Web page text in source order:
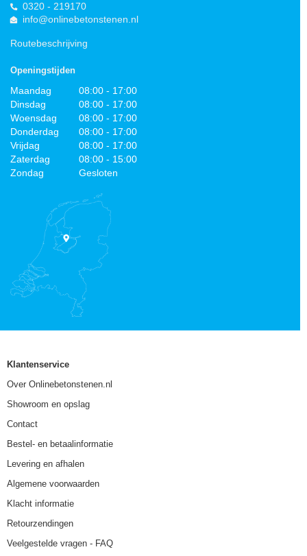
0320 - 219170
info@onlinebetonstenen.nl
Routebeschrijving
Openingstijden
Maandag
08:00 - 17:00
Dinsdag
08:00 - 17:00
Woensdag
08:00 - 17:00
Donderdag
08:00 - 17:00
Vrijdag
08:00 - 17:00
Zaterdag
08:00 - 15:00
Zondag
Gesloten
Klantenservice
Over Onlinebetonstenen.nl
Showroom en opslag
Contact
Bestel- en betaalinformatie
Levering en afhalen
Algemene voorwaarden
Klacht informatie
Retourzendingen
Veelgestelde vragen - FAQ